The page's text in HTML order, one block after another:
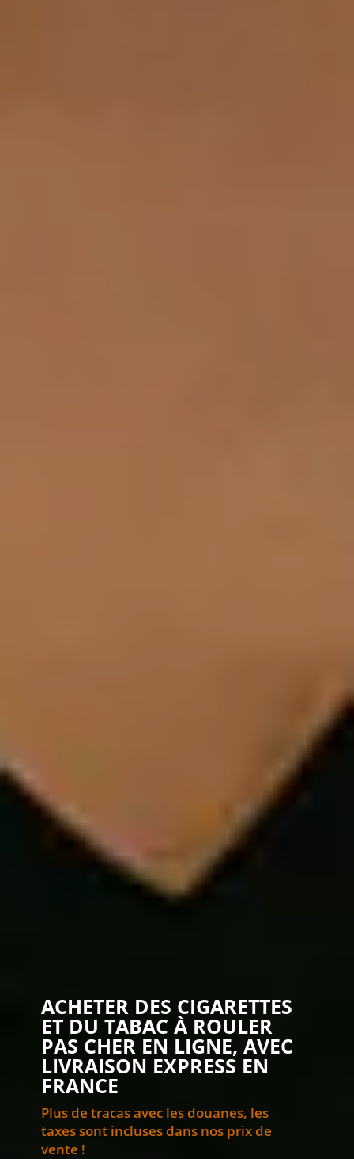
ACHETER DES CIGARETTES
ET DU TABAC À ROULER
PAS CHER EN LIGNE, AVEC
LIVRAISON EXPRESS EN
FRANCE
Plus de tracas avec les douanes, les
taxes sont incluses dans nos prix de
vente !